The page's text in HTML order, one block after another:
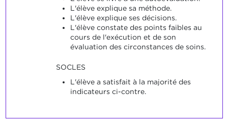
L'élève explique sa méthode.
L'élève explique ses décisions.
L'élève constate des points faibles au
cours de l'exécution et de son
évaluation des circonstances de soins.
SOCLES
L'élève a satisfait à la majorité des
indicateurs ci-contre.